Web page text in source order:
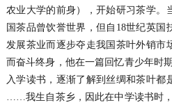
农业大学的前身），开始研习茶学。
国茶品曾饮誉世界，但自18世纪英国
发展茶业而逐步夺走我国茶叶外销市
而奋斗终身，他在一篇回忆青少年时
入学读书，逐渐了解到丝绸和茶叶都
……我生自茶乡，因此在中学读书时